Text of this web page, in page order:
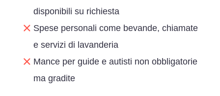
disponibili su richiesta
Spese personali come bevande, chiamate
e servizi di lavanderia
Mance per guide e autisti non obbligatorie
ma gradite